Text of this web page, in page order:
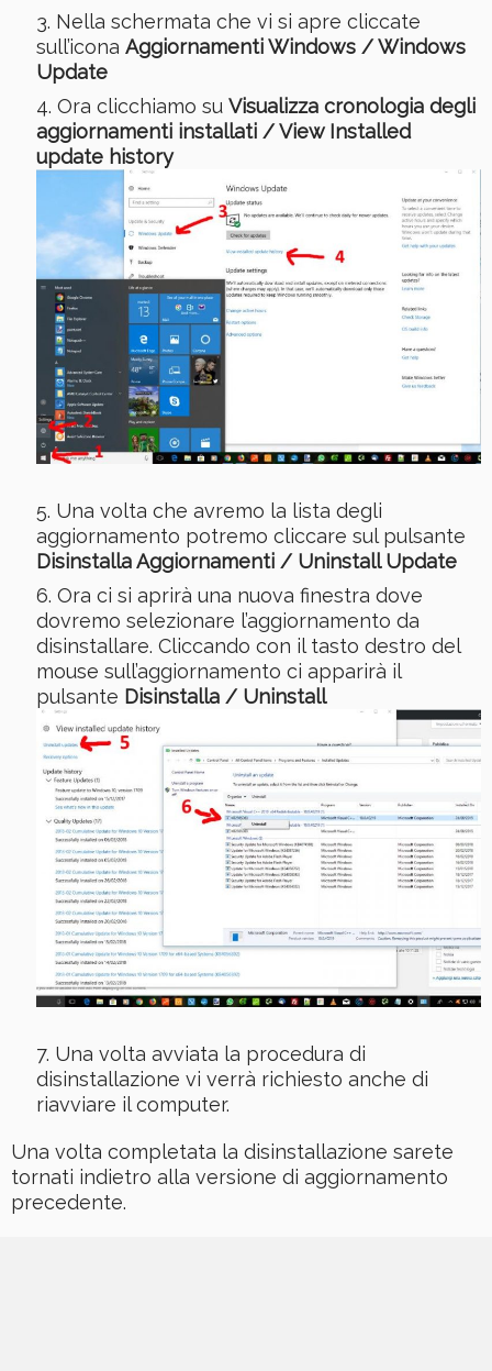
Nella schermata che vi si apre cliccate
sull’icona Aggiornamenti Windows / Windows
Update
Ora clicchiamo su Visualizza cronologia degli
aggiornamenti installati / View Installed
update history
Una volta che avremo la lista degli
aggiornamento potremo cliccare sul pulsante
Disinstalla Aggiornamenti / Uninstall Update
Ora ci si aprirà una nuova finestra dove
dovremo selezionare l’aggiornamento da
disinstallare. Cliccando con il tasto destro del
mouse sull’aggiornamento ci apparirà il
pulsante Disinstalla / Uninstall
Una volta avviata la procedura di
disinstallazione vi verrà richiesto anche di
riavviare il computer.
Una volta completata la disinstallazione sarete
tornati indietro alla versione di aggiornamento
precedente.